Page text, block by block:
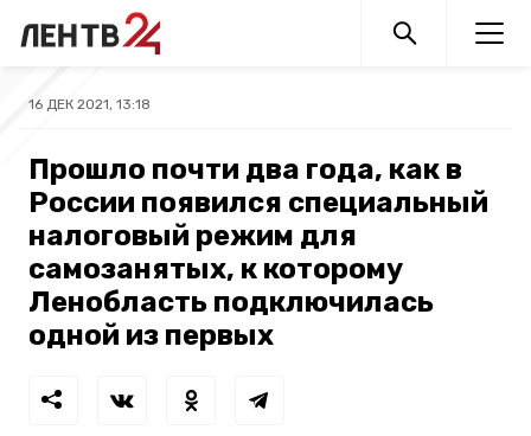
16 ДЕК 2021, 13:18
Прошло почти два года, как в
России появился специальный
налоговый режим для
самозанятых, к которому
Ленобласть подключилась
одной из первых